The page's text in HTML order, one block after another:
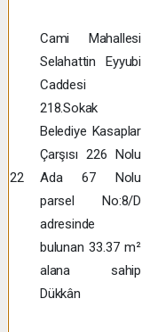
22
Cami Mahallesi
Selahattin Eyyubi
Caddesi
218.Sokak
Belediye Kasaplar
Çarşısı 226 Nolu
Ada 67 Nolu
parsel No:8/D
adresinde
bulunan 33.37 m²
alana sahip
Dükkân